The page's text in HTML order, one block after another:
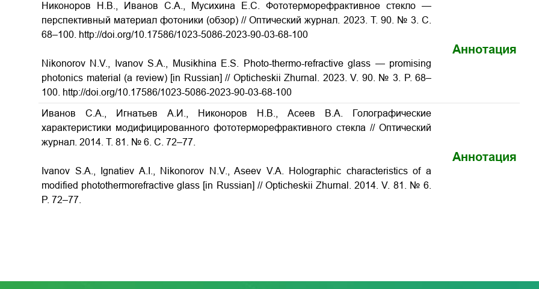
Никоноров Н.В., Иванов С.А., Мусихина Е.С. Фототерморефрактивное стекло —
перспективный материал фотоники (обзор) // Оптический журнал. 2023. Т. 90. № 3. С.
68–100. http://doi.org/10.17586/1023-5086-2023-90-03-68-100
Nikonorov N.V., Ivanov S.A., Musikhina E.S. Photo-thermo-refractive glass — promising
photonics material (a review) [in Russian] // Opticheskii Zhurnal. 2023. V. 90. № 3. P. 68–
100. http://doi.org/10.17586/1023-5086-2023-90-03-68-100
Аннотация
Иванов С.А., Игнатьев А.И., Никоноров Н.В., Асеев В.А. Голографические
характеристики модифицированного фототерморефрактивного стекла // Оптический
журнал. 2014. Т. 81. № 6. С. 72–77.
Ivanov S.A., Ignatiev A.I., Nikonorov N.V., Aseev V.A. Holographic characteristics of a
modified photothermorefractive glass [in Russian] // Opticheskii Zhurnal. 2014. V. 81. № 6.
P. 72–77.
Аннотация